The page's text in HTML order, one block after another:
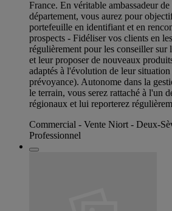
France. En véritable ambassadeur
département, vous aurez pour
portefeuille en identifiant et en
prospects - Fidéliser vos clients en
régulièrement pour les conseiller
et leur proposer de nouveaux
adaptés à l'évolution de leur
prévoyance). Autonome dans la
le terrain, vous serez rattaché à l'un
régionaux et lui reporterez
Commercial - Vente Niort - Deux-
Professionnel